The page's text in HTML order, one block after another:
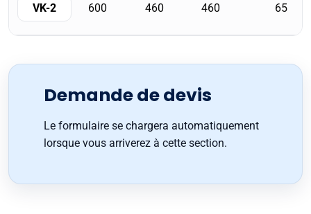
famille
dimensions,
étagères
VK-2 600 460 460 65
Demande de devis
Le formulaire se chargera automatiquement
lorsque vous arriverez à cette section.